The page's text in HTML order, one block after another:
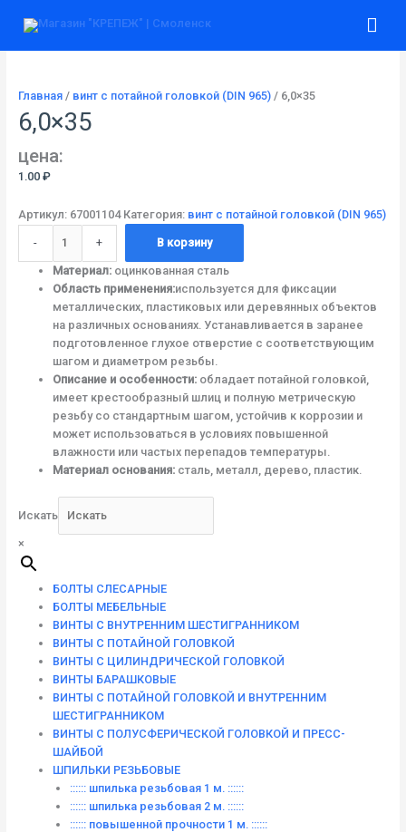
Главная/ винт с потайной головкой (DIN 965)/ 6,0×35
6,0×35
цена:
1.00 ₽
Артикул: 67001104 Категория: винт с потайной головкой (DIN 965)
-
товара
+ В корзину
Материал:оцинкованная сталь
Область применения:используется для фиксации
металлических, пластиковых или деревянных объектов
на различных основаниях. Устанавливается в заранее
подготовленное глухое отверстие с соответствующим
шагом и диаметром резьбы.
Описание и особенности:обладает потайной головкой,
имеет крестообразный шлиц и полную метрическую
резьбу со стандартным шагом, устойчив к коррозии и
может использоваться в условиях повышенной
влажности или частых перепадов температуры.
Материал основания:сталь, металл, дерево, пластик.
Искать
×
БОЛТЫ СЛЕСАРНЫЕ
БОЛТЫ МЕБЕЛЬНЫЕ
ВИНТЫ С ВНУТРЕННИМ ШЕСТИГРАННИКОМ
ВИНТЫ С ПОТАЙНОЙ ГОЛОВКОЙ
ВИНТЫ С ЦИЛИНДРИЧЕСКОЙ ГОЛОВКОЙ
ВИНТЫ БАРАШКОВЫЕ
ВИНТЫ С ПОТАЙНОЙ ГОЛОВКОЙ И ВНУТРЕННИМ
ШЕСТИГРАННИКОМ
ВИНТЫ С ПОЛУСФЕРИЧЕСКОЙ ГОЛОВКОЙ И ПРЕСС-
ШАЙБОЙ
ШПИЛЬКИ РЕЗЬБОВЫЕ
:::::: шпилька резьбовая 1 м. ::::::
:::::: шпилька резьбовая 2 м. ::::::
:::::: повышенной прочности 1 м. ::::::